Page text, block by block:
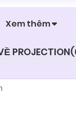
Xem thêm
PROJECTION(